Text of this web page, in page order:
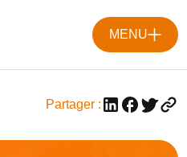
MENU
Partager :